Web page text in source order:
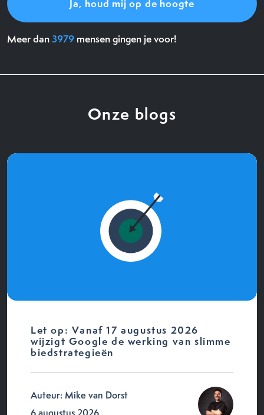
Meer dan3979 mensen gingen je voor!
Onze blogs
Let op: Vanaf 17 augustus 2026
wijzigt Google de werking van slimme
biedstrategieën
Auteur: Mike van Dorst